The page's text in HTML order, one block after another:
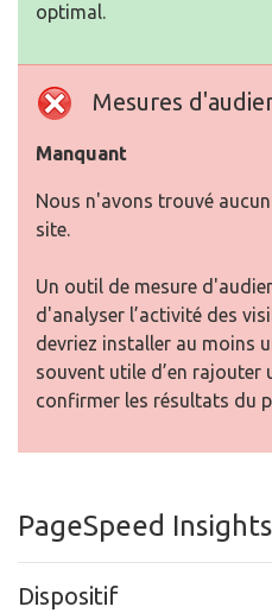
optimal.
Mesures
Manquant
Nous n'avons trouvé
site.
Un outil de mesure
d'analyser l’activité des
devriez installer au moins
souvent utile d’en rajouter
confirmer les résultats du
PageSpeed Insights
Dispositif